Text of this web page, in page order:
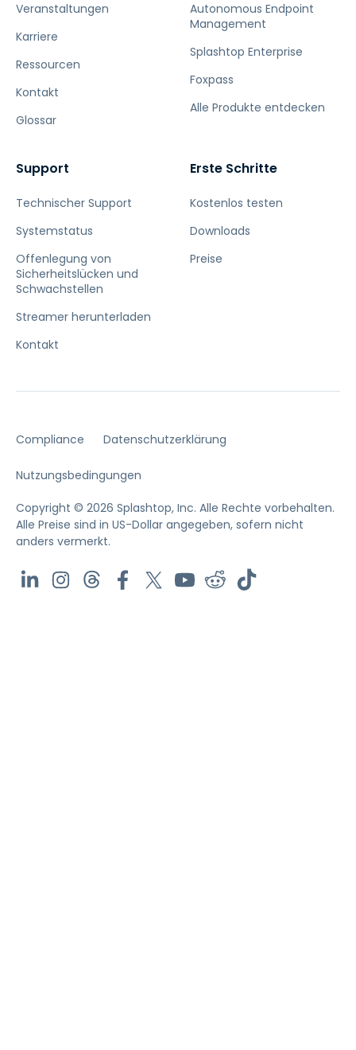
Veranstaltungen
Karriere
Ressourcen
Kontakt
Glossar
Autonomous Endpoint
Management
Splashtop Enterprise
Foxpass
Alle Produkte entdecken
Support
Technischer Support
Systemstatus
Offenlegung von
Sicherheitslücken und
Schwachstellen
Streamer herunterladen
Kontakt
Erste Schritte
Kostenlos testen
Downloads
Preise
Compliance Datenschutzerklärung
Nutzungsbedingungen
Copyright © 2026 Splashtop, Inc. Alle Rechte vorbehalten.
Alle Preise sind in US-Dollar angegeben, sofern nicht
anders vermerkt.